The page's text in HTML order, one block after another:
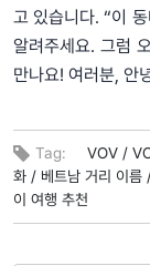
고 있습니다. “이
알려주세요. 그럼
만나요! 여러분, 안
Tag: VOV /
화 / 베트남 거리 이름
이 여행 추천